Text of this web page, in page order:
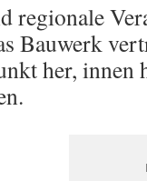
regionale
Bauwerk
her, innen